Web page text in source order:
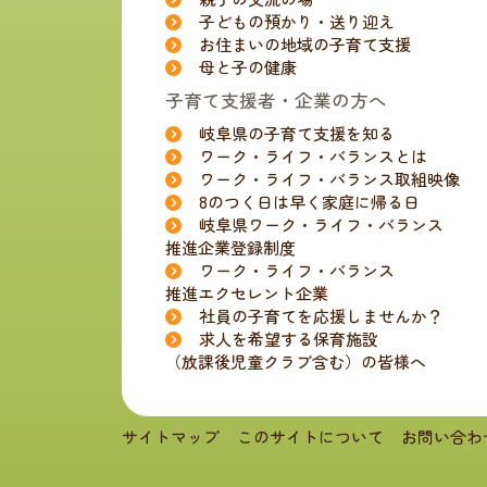
子どもの預かり・送り迎え
お住まいの地域の子育て支援
母と子の健康
子育て支援者・企業の方へ
岐阜県の子育て支援を知る
ワーク・ライフ・バランスとは
ワーク・ライフ・バランス取組映像
8のつく日は早く家庭に帰る日
岐阜県ワーク・ライフ・バランス
推進企業登録制度
ワーク・ライフ・バランス
推進エクセレント企業
社員の子育てを応援しませんか？
求人を希望する保育施設
（放課後児童クラブ含む）の皆様へ
サイトマップ このサイトについて お問い合わ